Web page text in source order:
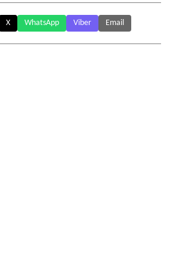
X WhatsApp Viber Email